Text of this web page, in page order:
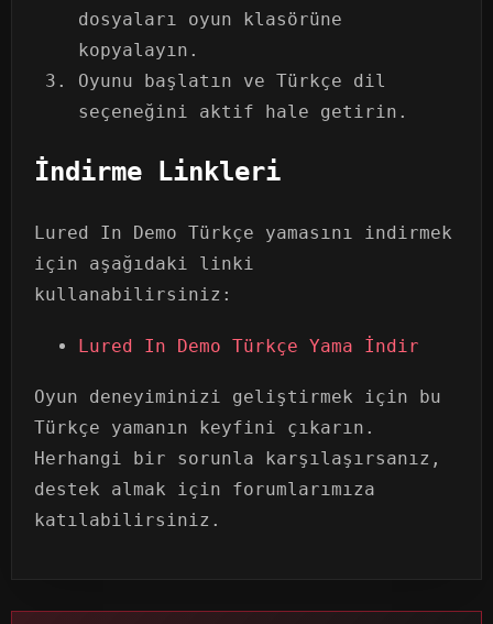
dosyaları oyun klasörüne
kopyalayın.
Oyunu başlatın ve Türkçe dil
seçeneğini aktif hale getirin.
İndirme Linkleri
Lured In Demo Türkçe yamasını indirmek
için aşağıdaki linki
kullanabilirsiniz:
Lured In Demo Türkçe Yama İndir
Oyun deneyiminizi geliştirmek için bu
Türkçe yamanın keyfini çıkarın.
Herhangi bir sorunla karşılaşırsanız,
destek almak için forumlarımıza
katılabilirsiniz.